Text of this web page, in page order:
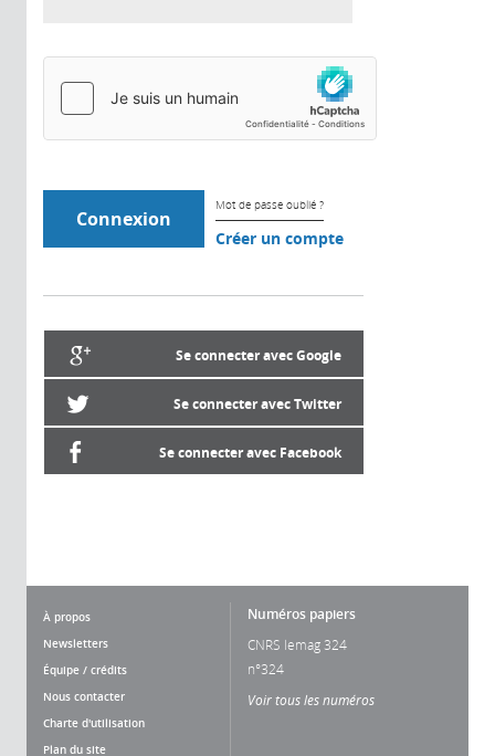
Mot de passe oublié ?
Créer un compte
Se connecter avec Google
Se connecter avec Twitter
Se connecter avec Facebook
À propos
Newsletters
Équipe / crédits
Nous contacter
Charte d'utilisation
Plan du site
Numéros papiers
CNRS lemag 324
n°324
Voir tous les numéros